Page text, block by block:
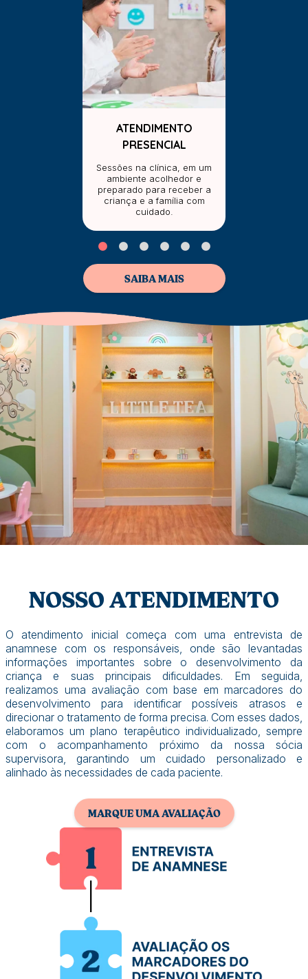
ATENDIMENTO
PRESENCIAL
Sessões na clínica, em um
ambiente acolhedor e
preparado para receber a
criança e a família com
cuidado.
SAIBA MAIS
NOSSO ATENDIMENTO
O atendimento inicial começa com uma entrevista de
anamnese com os responsáveis, onde são levantadas
informações importantes sobre o desenvolvimento da
criança e suas principais dificuldades. Em seguida,
realizamos uma avaliação com base em marcadores do
desenvolvimento para identificar possíveis atrasos e
direcionar o tratamento de forma precisa. Com esses dados,
elaboramos um plano terapêutico individualizado, sempre
com o acompanhamento próximo da nossa sócia
supervisora, garantindo um cuidado personalizado e
alinhado às necessidades de cada paciente.
MARQUE UMA AVALIAÇÃO